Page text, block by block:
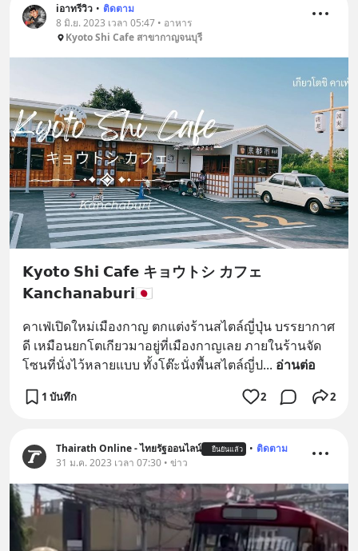
iอาทรีวิว • ติดตาม
8 มิ.ย. 2023 เวลา 05:47 • อาหาร
Kyoto Shi Cafe สาขากาญจนบุรี
𝗞𝘆𝗼𝘁𝗼 𝗦𝗵𝗶 𝗖𝗮𝗳𝗲 キョウトシ カフェ
𝗞𝗮𝗻𝗰𝗵𝗮𝗻𝗮𝗯𝘂𝗿𝗶🇯🇵
คาเฟ่เปิดใหม่เมืองกาญ ตกแต่งร้านสไตล์ญี่ปุ่น บรรยากาศ
ดี เหมือนยกโตเกียวมาอยู่ที่เมืองกาญเลย ภายในร้านจัด
โซนที่นั่งไว้หลายแบบ ทั้งโต๊ะนั่งพื้นสไตล์ญี่ป... อ่านต่อ
1 บันทึก 2 2
Thairath Online - ไทยรัฐออนไลน์ ยืนยันแล้ว • ติดตาม
31 ม.ค. 2023 เวลา 07:30 • ข่าว